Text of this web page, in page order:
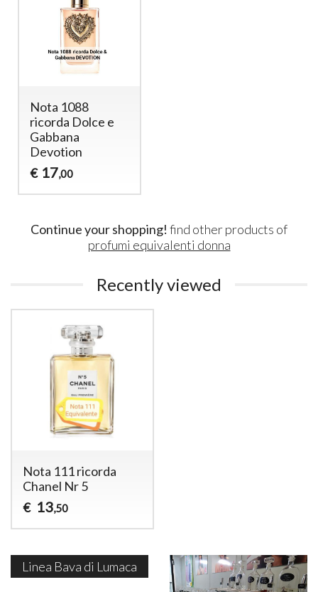
Nota 1088
ricorda Dolce e
Gabbana
Devotion
€ 17,00
Continue your shopping! find other products of
profumi equivalenti donna
Recently viewed
Nota 111 ricorda
Chanel Nr 5
€ 13,50
Linea Bava di Lumaca